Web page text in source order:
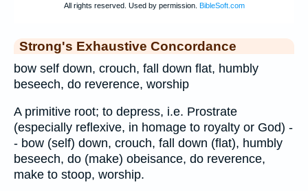
Strong's Exhaustive Concordance
bow self down, crouch, fall down flat, humbly
beseech, do reverence, worship
A primitive root; to depress, i.e. Prostrate
(especially reflexive, in homage to royalty or God) -
- bow (self) down, crouch, fall down (flat), humbly
beseech, do (make) obeisance, do reverence,
make to stoop, worship.